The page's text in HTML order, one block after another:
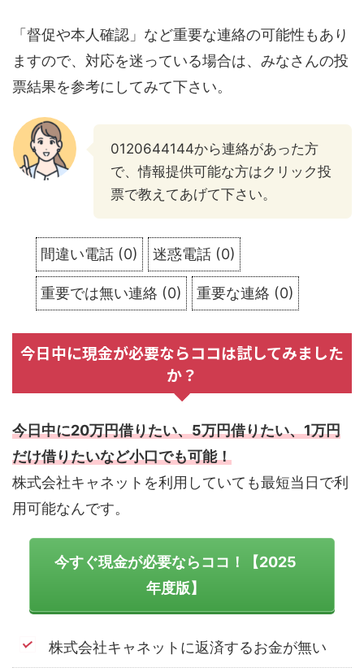
「督促や本人確認」など重要な連絡の可能性もあり
ますので、対応を迷っている場合は、みなさんの投
票結果を参考にしてみて下さい。
0120644144から連絡があった方
で、情報提供可能な方はクリック投
票で教えてあげて下さい。
間違い電話 (0) 迷惑電話 (0)
重要では無い連絡 (0) 重要な連絡 (0)
今日中に現金が必要ならココは試してみました
か？
今日中に20万円借りたい、5万円借りたい、1万円
だけ借りたいなど小口でも可能！
株式会社キャネットを利用していても最短当日で利
用可能なんです。
今すぐ現金が必要ならココ！【2025
年度版】
株式会社キャネットに返済するお金が無い